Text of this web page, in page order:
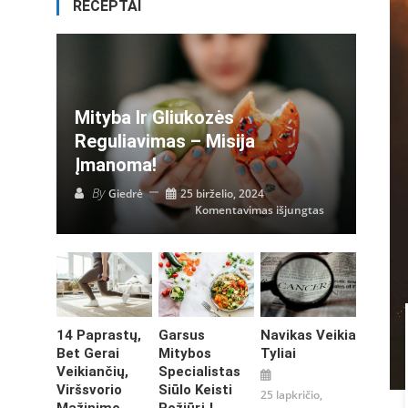
RECEPTAI
Mityba Ir Gliukozės
Reguliavimas – Misija
Įmanoma!
ByGiedrė
25 birželio, 2024
Komentavimas išjungtasįraše
ir
reguliavimas
–
misija
įmanoma!
14 Paprastų,
Bet Gerai
Veikiančių,
Viršsvorio
Garsus
Mitybos
Specialistas
Siūlo Keisti
Navikas Veikia
Tyliai
25 lapkričio,